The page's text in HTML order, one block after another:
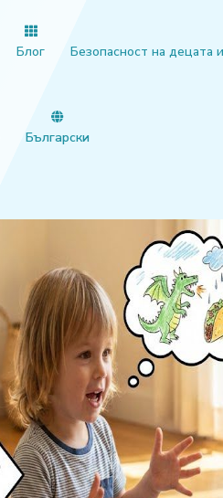
Блог Безопасност на децата
Български